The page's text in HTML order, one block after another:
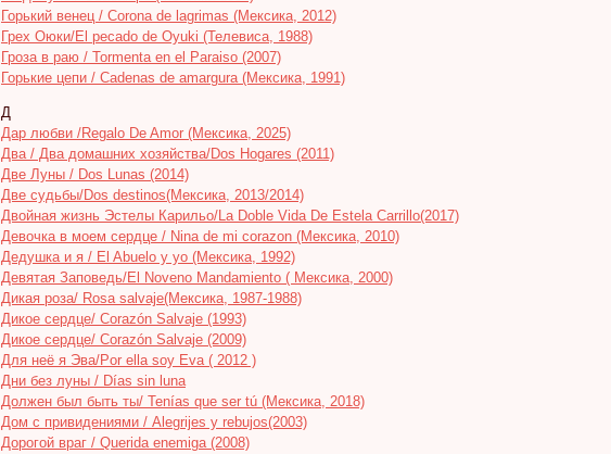
Горький венец / Corona de lagrimas (Мексика, 2012)
Грех Оюки/El pecado de Oyuki (Телевиса, 1988)
Гроза в раю / Tormenta en el Paraiso (2007)
Горькие цепи / Cadenas de amargura (Мексика, 1991)
Д
Дар любви /Regalo De Amor (Мексика, 2025)
Два / Два домашних хозяйства/Dos Hogares (2011)
Две Луны / Dos Lunas (2014)
Две судьбы/Dos destinos(Мексика, 2013/2014)
Двойная жизнь Эстелы Карильо/La Doble Vida De Estela Carrillo(2017)
Девочка в моем сердце / Nina de mi corazon (Мексика, 2010)
Дедушка и я / El Abuelo y yo (Мексика, 1992)
Девятая Заповедь/El Noveno Mandamiento ( Мексика, 2000)
Дикая роза/ Rosa salvaje(Мексика, 1987-1988)
Дикое сердце/ Corazón Salvaje (1993)
Дикое сердце/ Corazón Salvaje (2009)
Для неё я Эва/Por ella soy Eva ( 2012 )
Дни без луны / Días sin luna
Должен был быть ты/ Tenías que ser tú (Мексика, 2018)
Дом с привидениями / Alegrijes y rebujos(2003)
Дорогой враг / Querida enemiga (2008)